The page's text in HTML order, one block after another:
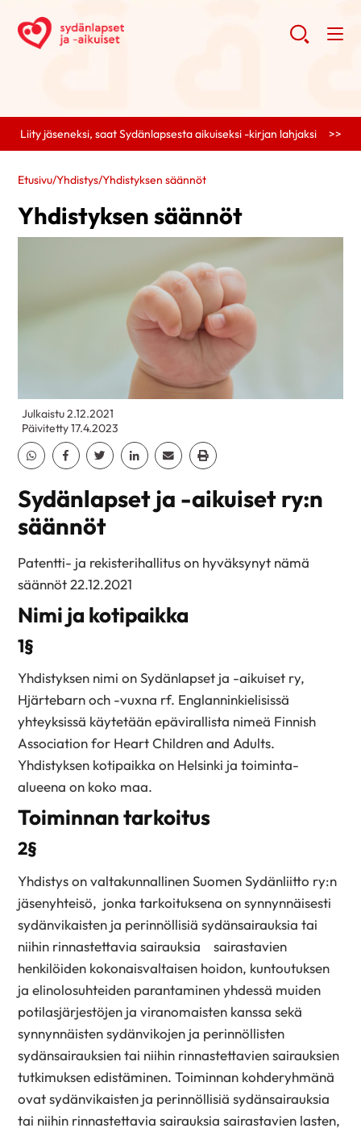
Liity jäseneksi, saat Sydänlapsesta aikuiseksi -kirjan lahjaksi >>
Etusivu/Yhdistys/Yhdistyksen säännöt
Yhdistyksen säännöt
Julkaistu 2.12.2021
Päivitetty 17.4.2023
Jaa Whatsapp
Jaa Facebook
Jaa TwitterJaa Linkedin
Jaa EmailJaa Print
Sydänlapset ja -aikuiset ry:n
säännöt
Patentti- ja rekisterihallitus on hyväksynyt nämä
säännöt 22.12.2021
Nimi ja kotipaikka
1§
Yhdistyksen nimi on Sydänlapset ja -aikuiset ry,
Hjärtebarn och -vuxna rf. Englanninkielisissä
yhteyksissä käytetään epävirallista nimeä Finnish
Association for Heart Children and Adults.
Yhdistyksen kotipaikka on Helsinki ja toiminta-
alueena on koko maa.
Toiminnan tarkoitus
2§
Yhdistys on valtakunnallinen Suomen Sydänliitto ry:n
jäsenyhteisö, jonka tarkoituksena on synnynnäisesti
sydänvikaisten ja perinnöllisiä sydänsairauksia tai
niihin rinnastettavia sairauksia sairastavien
henkilöiden kokonaisvaltaisen hoidon, kuntoutuksen
ja elinolosuhteiden parantaminen yhdessä muiden
potilasjärjestöjen ja viranomaisten kanssa sekä
synnynnäisten sydänvikojen ja perinnöllisten
sydänsairauksien tai niihin rinnastettavien sairauksien
tutkimuksen edistäminen. Toiminnan kohderyhmänä
ovat sydänvikaisten ja perinnöllisiä sydänsairauksia
tai niihin rinnastettavia sairauksia sairastavien lasten,